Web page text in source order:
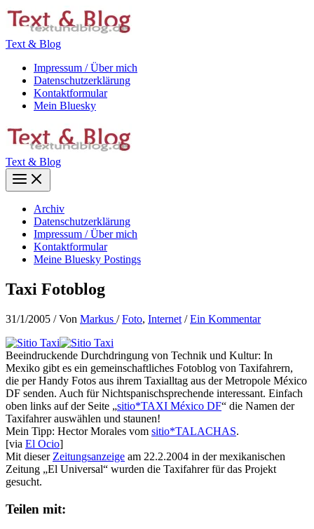
Zum
Inhalt
Text & Blog
Impressum / Über mich
Datenschutzerklärung
Kontaktformular
Mein Bluesky
Text & Blog
Main
Menu
Archiv
Datenschutzerklärung
Impressum / Über mich
Kontaktformular
Meine Bluesky Postings
Taxi Fotoblog
31/1/2005 / Von Markus /Foto, Internet /Ein Kommentar
Beeindruckende Durchdringung von Technik und Kultur: In
Mexiko gibt es ein gemeinschaftliches Fotoblog von Taxifahrern,
die per Handy Fotos aus ihrem Taxialltag aus der Metropole México
DF senden. Auch für Nichtspanischsprechende interessant. Einfach
oben links auf der Seite „sitio*TAXI México DF“ die Namen der
Taxifahrer auswählen und staunen!
Mein Tipp: Hector Morales vom sitio*TALACHAS.
[via El Ocio]
Mit dieser Zeitungsanzeige am 22.2.2004 in der mexikanischen
Zeitung „El Universal“ wurden die Taxifahrer für das Projekt
gesucht.
Teilen mit: